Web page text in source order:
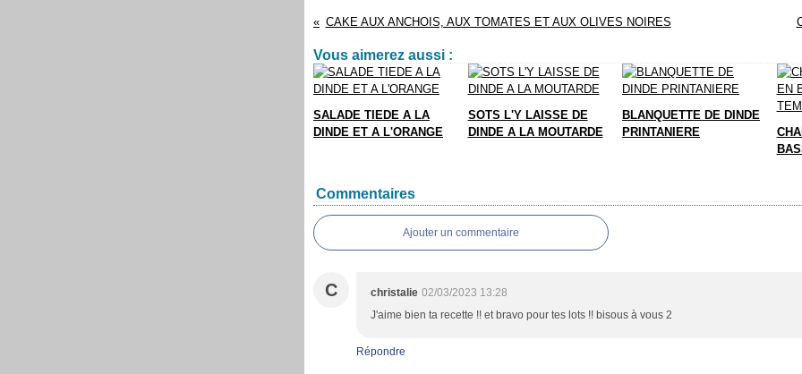
CAKE AUX ANCHOIS, AUX TOMATES ET AUX OLIVES NOIRES
Vous aimerez aussi :
SALADE TIEDE A LA
DINDE ET A L'ORANGE
SOTS L'Y LAISSE DE
DINDE A LA MOUTARDE
BLANQUETTE DE DINDE
PRINTANIERE
Commentaires
Ajouter un commentaire
C christalie 02/03/2023 13:28
J'aime bien ta recette !! et bravo pour tes lots !! bisous à vous 2
Répondre